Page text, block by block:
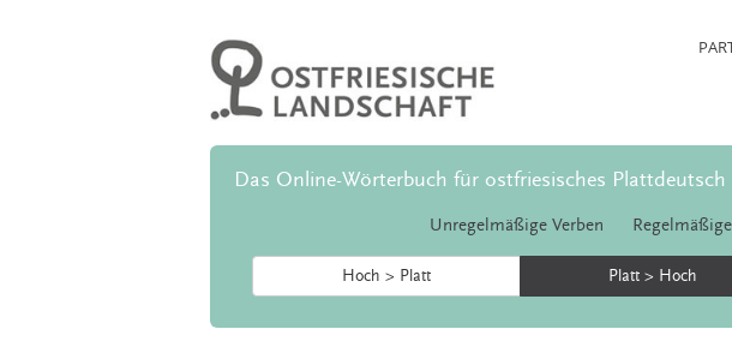
Das Online-Wörterbuch für ostfriesisches Plattdeutsch
Unregelmäßige Verben
Hoch > Platt Platt > Hoch